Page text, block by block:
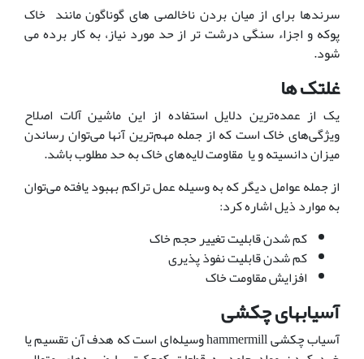
سرندها برای از میان بردن ناخالصی های گوناگون مانند خاک
پوکه و اجزاء سنگی درشت تر از حد مورد نیاز، به کار برده می
شود.
غلتک ها
یک از عمده‌ترین دلایل استفاده از این ماشین آلات اصلاح
ویژگی‌های خاک است که از جمله مهم‌ترین آنها می‌توان رساندن
میزان دانسیته و یا مقاومت لایه‌های خاک به حد مطلوب باشد.
از جمله عوامل دیگر که به وسیله عمل تراکم بهبود یافته می‌توان
به موارد ذیل اشاره کرد:
کم شدن قابلیت تغییر حجم خاک
کم شدن قابلیت نفوذ پذیری
افزایش مقاومت خاک
آسیابهای چکشی
آسیاب چکشی hammermill وسیله‌ای است که هدف آن تقسیم یا